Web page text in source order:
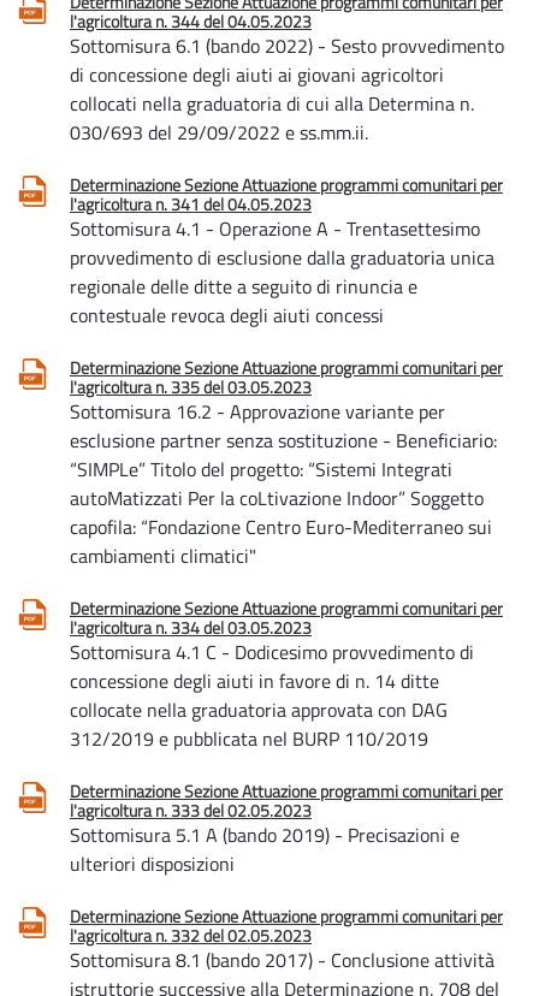
l'agricoltura n. 344 del 04.05.2023
Sottomisura 6.1 (bando 2022) - Sesto provvedimento
di concessione degli aiuti ai giovani agricoltori
collocati nella graduatoria di cui alla Determina n.
030/693 del 29/09/2022 e ss.mm.ii.
Determinazione Sezione Attuazione programmi comunitari per
l'agricoltura n. 341 del 04.05.2023
Sottomisura 4.1 - Operazione A - Trentasettesimo
provvedimento di esclusione dalla graduatoria unica
regionale delle ditte a seguito di rinuncia e
contestuale revoca degli aiuti concessi
Determinazione Sezione Attuazione programmi comunitari per
l'agricoltura n. 335 del 03.05.2023
Sottomisura 16.2 - Approvazione variante per
esclusione partner senza sostituzione - Beneficiario:
“SIMPLe” Titolo del progetto: “Sistemi Integrati
autoMatizzati Per la coLtivazione Indoor” Soggetto
capofila: “Fondazione Centro Euro-Mediterraneo sui
cambiamenti climatici"
Determinazione Sezione Attuazione programmi comunitari per
l'agricoltura n. 334 del 03.05.2023
Sottomisura 4.1 C - Dodicesimo provvedimento di
concessione degli aiuti in favore di n. 14 ditte
collocate nella graduatoria approvata con DAG
312/2019 e pubblicata nel BURP 110/2019
Determinazione Sezione Attuazione programmi comunitari per
l'agricoltura n. 333 del 02.05.2023
Sottomisura 5.1 A (bando 2019) - Precisazioni e
ulteriori disposizioni
Determinazione Sezione Attuazione programmi comunitari per
l'agricoltura n. 332 del 02.05.2023
Sottomisura 8.1 (bando 2017) - Conclusione attività
istruttorie successive alla Determinazione n. 708 del